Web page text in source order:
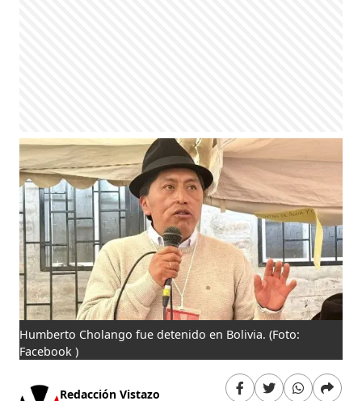
Humberto Cholango fue detenido en Bolivia.(Foto:
Facebook )
Redacción Vistazo